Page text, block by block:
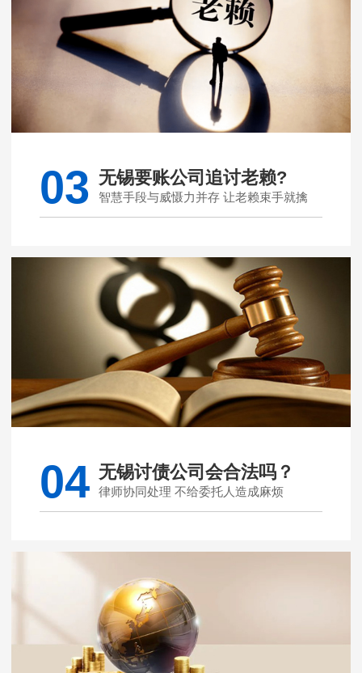
03 无锡要账公司追讨老赖?
智慧手段与威慑力并存 让老赖束手就擒
04 无锡讨债公司会合法吗？
律师协同处理 不给委托人造成麻烦